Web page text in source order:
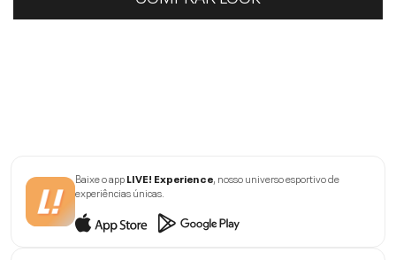
Baixe o appLIVE! Experience , nosso universo esportivo de
experiências únicas.